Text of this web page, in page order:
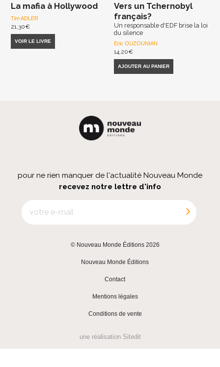
La mafia à Hollywood
Tim ADLER
21,30€
VOIR LE LIVRE
Vers un Tchernobyl
français?
Un responsable d'EDF brise la loi
du silence
Eric OUZOUNIAN
14,20€
AJOUTER AU PANIER
pour ne rien manquer de l'actualité Nouveau Monde
recevez notre lettre d'info
© Nouveau Monde Éditions 2026
Nouveau Monde Éditions
Contact
Mentions légales
Conditions de vente
une réalisation Sitedit